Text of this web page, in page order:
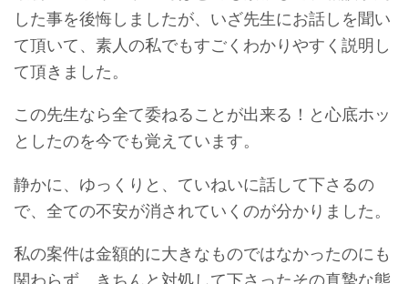
した事を後悔しましたが、いざ先生にお話しを聞い
て頂いて、素人の私でもすごくわかりやすく説明し
て頂きました。
この先生なら全て委ねることが出来る！と心底ホッ
としたのを今でも覚えています。
静かに、ゆっくりと、ていねいに話して下さるの
で、全ての不安が消されていくのが分かりました。
私の案件は金額的に大きなものではなかったのにも
関わらず、きちんと対処して下さったその真摯な態